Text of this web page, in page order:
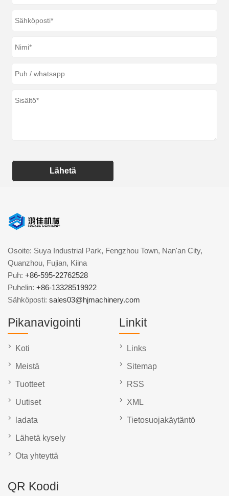
Lähetä
Osoite: Suya Industrial Park, Fengzhou Town, Nan'an City,
Quanzhou, Fujian, Kiina
Puh: +86-595-22762528
Puhelin: +86-13328519922
Sähköposti: sales03@hjmachinery.com
Pikanavigointi
Koti
Meistä
Tuotteet
Uutiset
ladata
Lähetä kysely
Ota yhteyttä
Linkit
Links
Sitemap
RSS
XML
Tietosuojakäytäntö
QR Koodi